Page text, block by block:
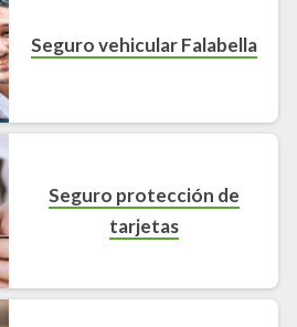
Seguro vehicular Falabella
Seguro protección de
tarjetas